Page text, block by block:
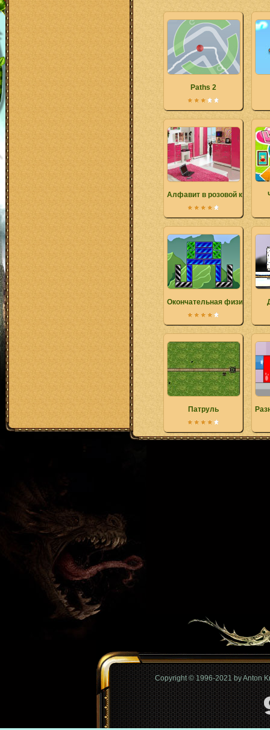
Paths 2
Алфавит в розовой комнате
Окончательная физика
Патруль
Copyright © 1996-2021 by Anton